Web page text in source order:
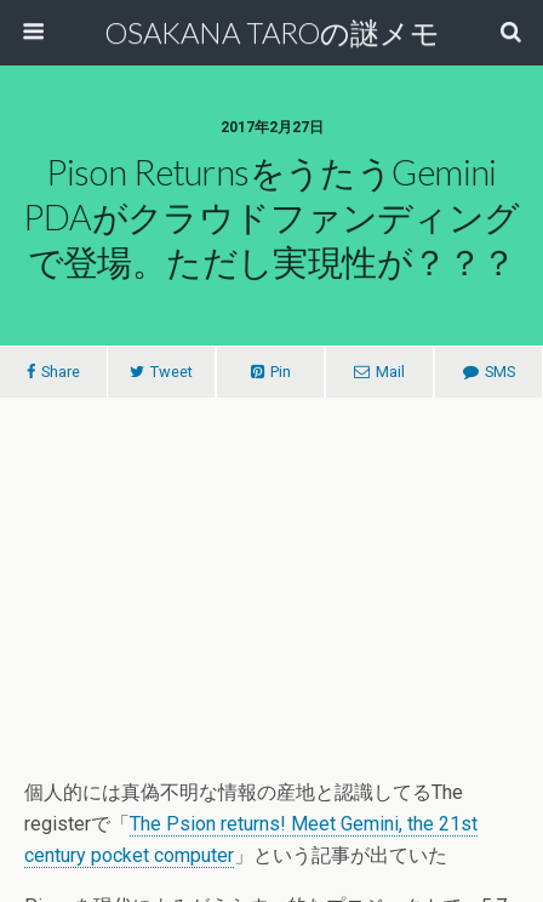
OSAKANA TAROの謎メモ
2017年2月27日
Pison ReturnsをうたうGemini
PDAがクラウドファンディング
で登場。ただし実現性が？？？
Share Tweet Pin Mail SMS
個人的には真偽不明な情報の産地と認識してるThe
registerで「The Psion returns! Meet Gemini, the 21st
century pocket computer 」という記事が出ていた